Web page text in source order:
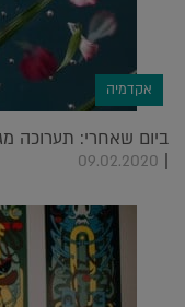
אקדמיה
ביום שאחרי: תערוכה
|
09.02.2020